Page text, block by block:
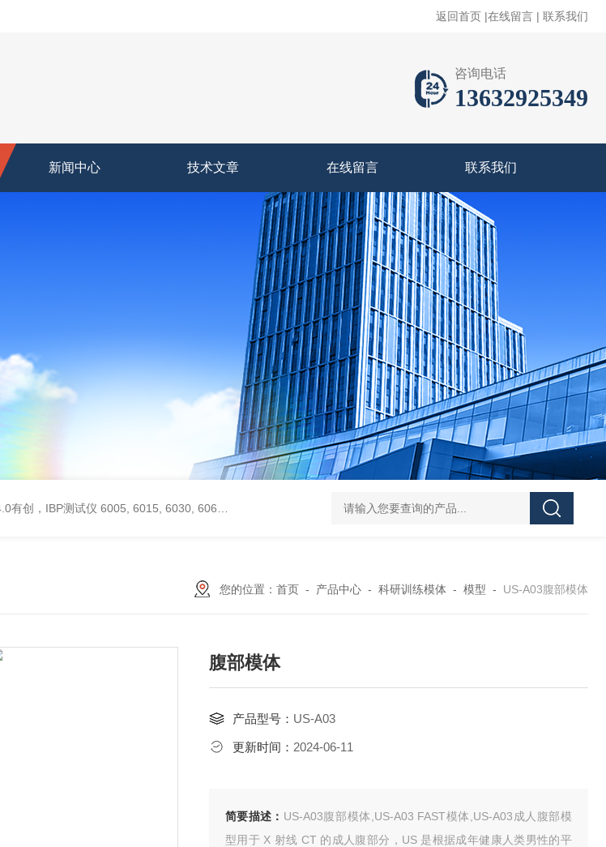
返回首页 |在线留言 | 联系我们
咨询电话
13632925349
新闻中心 技术文章 在线留言 联系我们
有创，IBP测试仪 6005, 6015, 6030, 6060, 6100, 6170Hans Rudolph非扩散气体收集袋,Hans Rudolph非扩散气囊
您的位置： 首页 - 产品中心 - 科研训练模体 - 模型 - US-A03腹部模体
腹部模体
产品型号： US-A03
更新时间： 2024-06-11
简要描述： US-A03腹部模体,US-A03 FAST模体,US-A03成人腹部模
型用于 X 射线 CT 的成人腹部分，US 是根据成年健康人类男性的平